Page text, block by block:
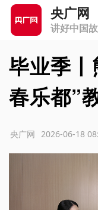
央广网
讲好中国
毕业季
春乐都”
2026-06-18
央广网